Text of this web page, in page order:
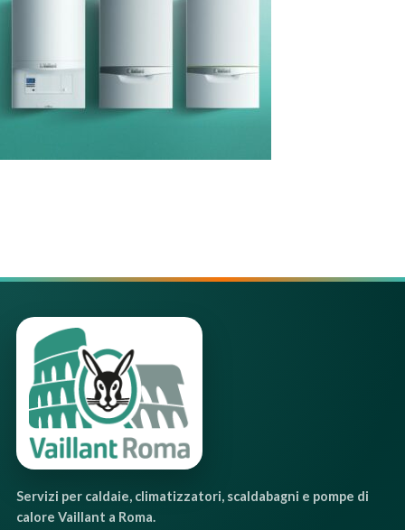
Servizi per caldaie, climatizzatori, scaldabagni e pompe di
calore Vaillant a Roma.